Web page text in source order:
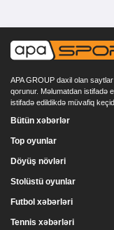
APA GROUP daxil olan
qorunur. Məlumatdan istifadə
istifadə edildikdə müvafiq
Bütün xəbərlər
Top oyunlar
Döyüş növləri
Stolüstü oyunlar
Futbol xəbərləri
Tennis xəbərləri